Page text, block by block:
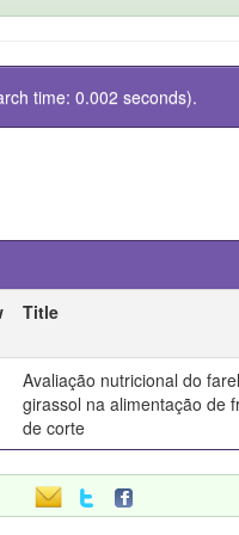
time: 0.002 seconds).
Title
Avaliação nutricional do
girassol na alimentação de
de corte